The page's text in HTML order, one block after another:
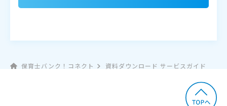
保育士バンク！コネクト 資料ダウンロード サービスガイド